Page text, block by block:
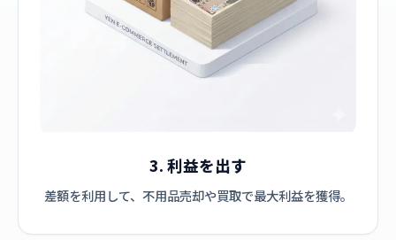
3. 利益を出す
差額を利用して、不用品売却や買取で最大利益を獲得。